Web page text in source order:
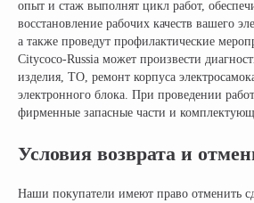
опыт и стаж выполнят цикл работ,
восстановление рабочих качеств вашего
а также проведут профилактические
Citycoco-Russia может произвести
изделия, ТО, ремонт корпуса
электронного блока. При проведении
фирменные запасные части и
Условия возврата и
Наши покупатели имеют право отменить
Блог
Грузовые
Электромотоциклы
Аксессуары и
прочие товары
+ 7 (495) 320-95-25
info@citycoco-russia.com